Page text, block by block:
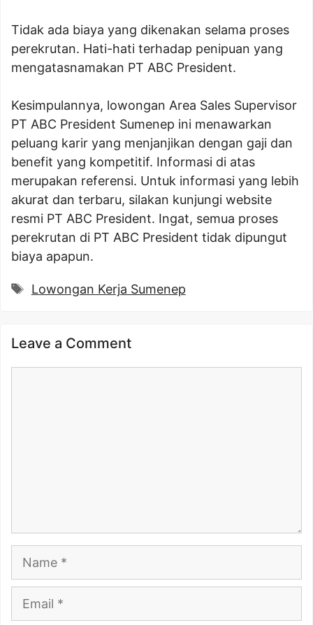
Tidak ada biaya yang dikenakan selama proses
perekrutan. Hati-hati terhadap penipuan yang
mengatasnamakan PT ABC President.
Kesimpulannya, lowongan Area Sales Supervisor
PT ABC President Sumenep ini menawarkan
peluang karir yang menjanjikan dengan gaji dan
benefit yang kompetitif. Informasi di atas
merupakan referensi. Untuk informasi yang lebih
akurat dan terbaru, silakan kunjungi website
resmi PT ABC President. Ingat, semua proses
perekrutan di PT ABC President tidak dipungut
biaya apapun.
Tags
Lowongan Kerja Sumenep
Leave a Comment